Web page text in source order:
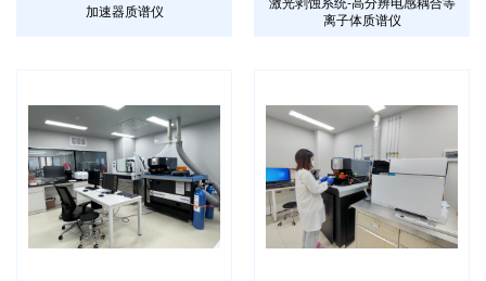
加速器质谱仪
离子体质谱仪